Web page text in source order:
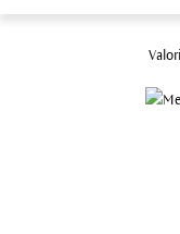
Valori